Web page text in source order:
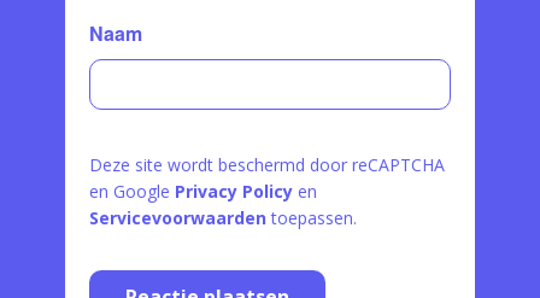
Naam
Deze site wordt beschermd door reCAPTCHA
en Google Privacy Policy en
Servicevoorwaarden toepassen.